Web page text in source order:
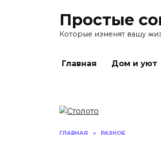
Простые
Которые изменят вашу
Главная Дом и уют
ГЛАВНАЯ » РАЗНОЕ